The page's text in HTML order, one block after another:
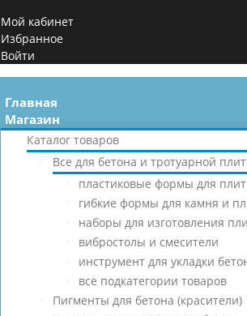
Мой кабинет
Избранное
Войти
Главная
Магазин
Каталог товаров
Все для бетона и тротуарной
пластиковые формы для
гибкие формы для камня и
наборы для изготовления
вибростолы и смесители
инструмент для укладки
все подкатегории товаров
Пигменты для бетона (красители)